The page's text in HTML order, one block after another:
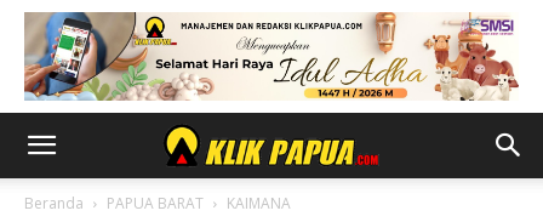
Beranda PAPUA BARAT KAIMANA